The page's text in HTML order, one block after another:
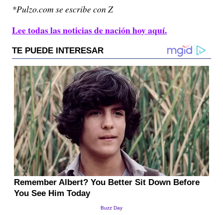
*Pulzo.com se escribe con Z
Lee todas las noticias de nación hoy aquí.